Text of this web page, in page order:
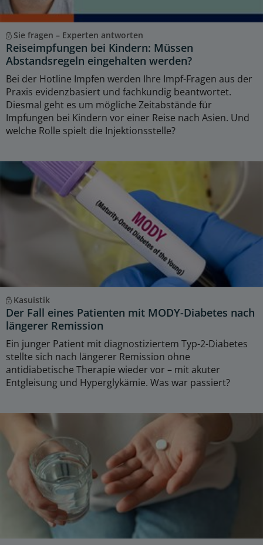
Sie fragen – Experten antworten
Reiseimpfungen bei Kindern: Müssen
Abstandsregeln eingehalten werden?
Bei der Hotline Impfen werden Ihre Impf-Fragen aus der
Praxis evidenzbasiert und fachkundig beantwortet.
Diesmal geht es um mögliche Zeitabstände für
Impfungen bei Kindern vor einer Reise nach Asien. Und
welche Rolle spielt die Injektionsstelle?
Kasuistik
Der Fall eines Patienten mit MODY-Diabetes nach
längerer Remission
Ein junger Patient mit diagnostiziertem Typ-2-Diabetes
stellte sich nach längerer Remission ohne
antidiabetische Therapie wieder vor – mit akuter
Entgleisung und Hyperglykämie. Was war passiert?